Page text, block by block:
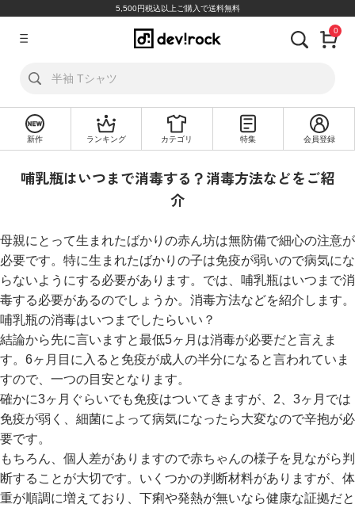
5,500円税込以上ご購入で送料無料
グ
イ
規
会
探
す
カ
テ
リ
か
ら
探
す
ラ
ン
0
新作 ランキング カテゴリ 特集 会員登録
哺乳瓶はいつまで消毒する？消毒方法などをご紹
介
母親にとって生まれたばかりの赤ん坊は無防備で細心の注意が
必要です。特に生まれたばかりの子は免疫が弱いので病気にな
らないようにする必要があります。では、哺乳瓶はいつまで消
毒する必要があるのでしょうか。消毒方法などを紹介します。
哺乳瓶の消毒はいつまでしたらいい？
結論から先に言いますと最低5ヶ月は消毒が必要だと言えま
す。6ヶ月目に入ると免疫が成人の半分になると言われていま
すので、一つの目安となります。
確かに3ヶ月ぐらいでも免疫はついてきますが、2、3ヶ月では
免疫が弱く、細菌によって病気になったら大変なので辛抱が必
要です。
もちろん、個人差がありますので赤ちゃんの様子を見ながら判
断することが大切です。いくつかの判断材料がありますが、体
重が順調に増えており、下痢や発熱が無いなら健康な証拠だと